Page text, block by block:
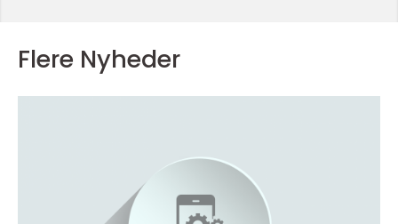
Flere Nyheder